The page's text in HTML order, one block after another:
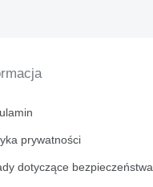
prywatności
dotyczące bezpieczeństwa